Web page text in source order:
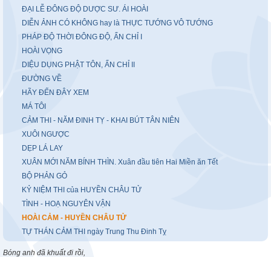
ĐẠI LỄ ĐÔNG ĐỘ DƯỢC SƯ. ÁI HOÀI
DIỄN ẢNH CÓ KHÔNG hay là THỰC TƯỚNG VÔ TƯỚNG
PHÁP ĐỘ THỜI ĐÔNG ĐỘ, ẤN CHỈ I
HOÀI VỌNG
DIỆU DỤNG PHẬT TÔN, ẤN CHỈ II
ĐƯỜNG VỀ
HÃY ĐẾN ĐÂY XEM
MÁ TÔI
CẢM THI - NĂM ĐINH TỴ - KHAI BÚT TÂN NIÊN
XUÔI NGƯỢC
DẸP LÁ LAY
XUÂN MỚI NĂM BÍNH THÌN. Xuân đầu tiên Hai Miền ăn Tết
BỘ PHẢN GỎ
KỶ NIỆM THI của HUYỀN CHÂU TỬ
TÌNH - HOẠ NGUYÊN VẬN
HOÀI CẢM - HUYỀN CHÂU TỬ
TỰ THÁN CẢM THI ngày Trung Thu Đinh Tỵ
Bóng anh đã khuất đi rồi,